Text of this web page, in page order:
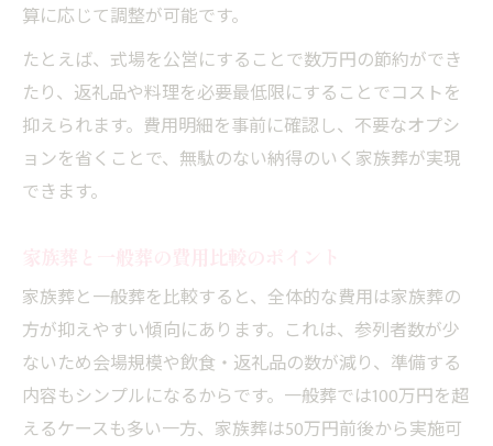
算に応じて調整が可能です。
たとえば、式場を公営にすることで数万円の節約ができ
たり、返礼品や料理を必要最低限にすることでコストを
抑えられます。費用明細を事前に確認し、不要なオプシ
ョンを省くことで、無駄のない納得のいく家族葬が実現
できます。
家族葬と一般葬を比較すると、全体的な費用は家族葬の
方が抑えやすい傾向にあります。これは、参列者数が少
ないため会場規模や飲食・返礼品の数が減り、準備する
内容もシンプルになるからです。一般葬では100万円を超
えるケースも多い一方、家族葬は50万円前後から実施可